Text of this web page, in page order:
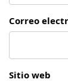
Correo
Sitio web